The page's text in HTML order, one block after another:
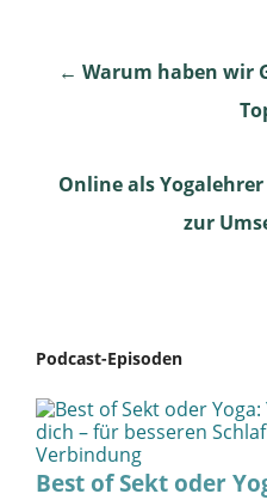
Post
← Warum haben wir
Online als
zur
Podcast-Episoden
Best of Sekt oder